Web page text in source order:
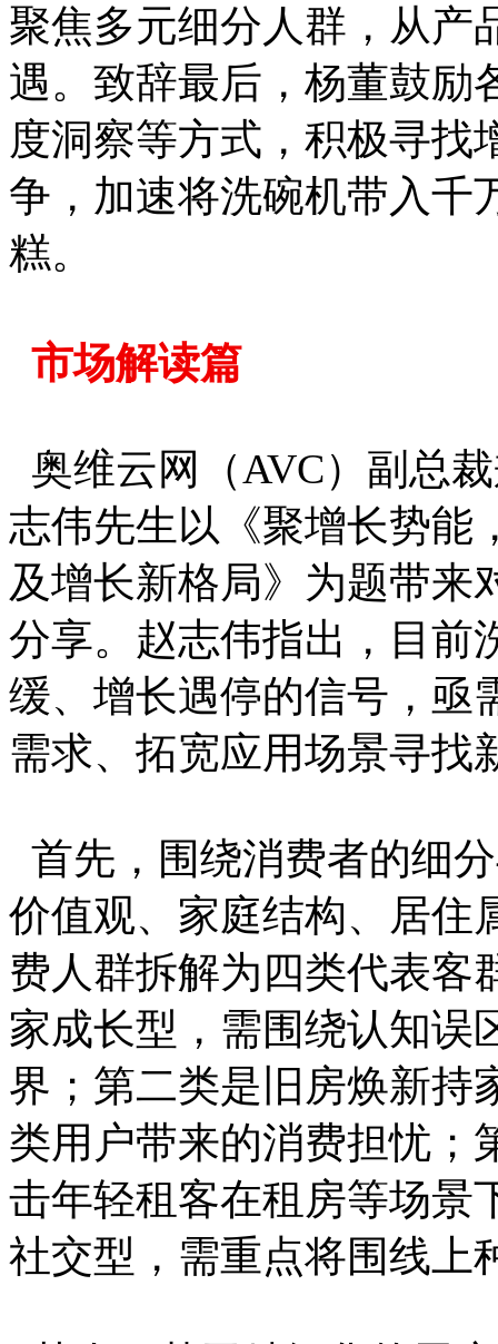
聚焦多元细分人群，从产
遇。致辞最后，杨董鼓励
度洞察等方式，积极寻找
争，加速将洗碗机带入千
糕。
市场解读篇
奥维云网（AVC）副总
志伟先生以《聚增长势
及增长新格局》为题带来
分享。赵志伟指出，目前
缓、增长遇停的信号，亟
需求、拓宽应用场景寻找
首先，围绕消费者的细
价值观、家庭结构、居住
费人群拆解为四类代表客
家成长型，需围绕认知误
界；第二类是旧房焕新持
类用户带来的消费担忧；
击年轻租客在租房等场景
社交型，需重点将围线上